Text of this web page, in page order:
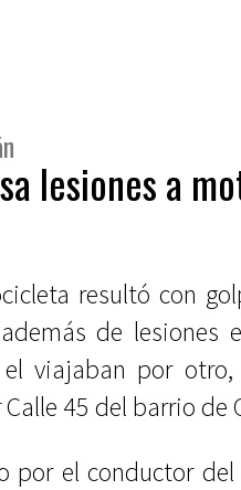
lesiones a
resultó con
de lesiones
viajaban por
45 del barrio de
por el conductor